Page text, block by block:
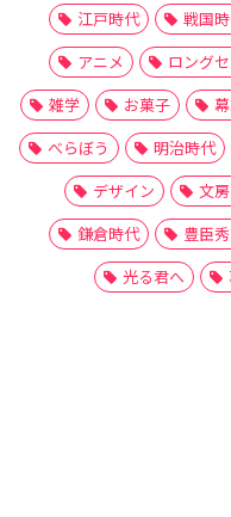
江戸時代 戦国
アニメ
ロング
雑学
お菓子
べらぼう
明治時代
デザイン
文
鎌倉時代
豊臣
光る君へ